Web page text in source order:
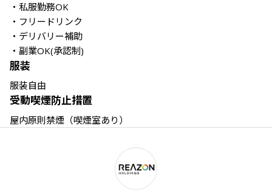
・私服勤務OK
・フリードリンク
・デリバリー補助
・副業OK(承認制)
服装
服装自由
受動喫煙防止措置
屋内原則禁煙（喫煙室あり）